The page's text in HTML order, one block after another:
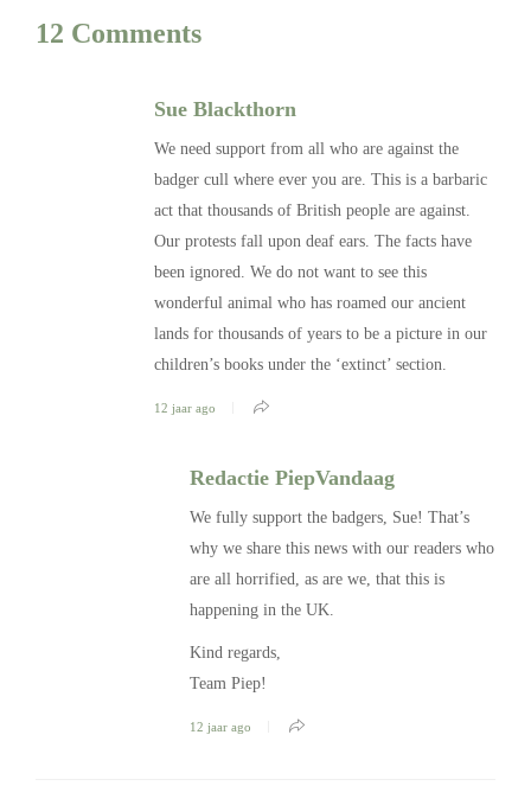
12 Comments
Sue Blackthorn
We need support from all who are against the
badger cull where ever you are. This is a barbaric
act that thousands of British people are against.
Our protests fall upon deaf ears. The facts have
been ignored. We do not want to see this
wonderful animal who has roamed our ancient
lands for thousands of years to be a picture in our
children’s books under the ‘extinct’ section.
12 jaar ago
Redactie PiepVandaag
We fully support the badgers, Sue! That’s
why we share this news with our readers who
are all horrified, as are we, that this is
happening in the UK.
Kind regards,
Team Piep!
12 jaar ago